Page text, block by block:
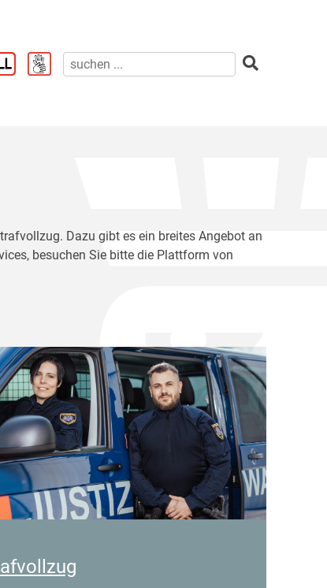
Dazu gibt es ein breites Angebot an
besuchen Sie bitte die Plattform von